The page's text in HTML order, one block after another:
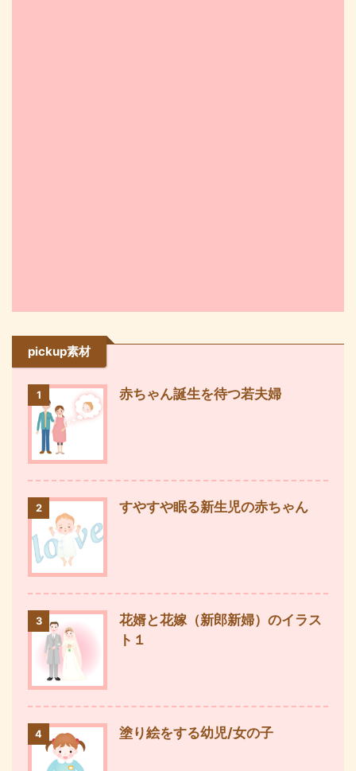
pickup素材
1 赤ちゃん誕生を待つ若夫婦
2 すやすや眠る新生児の赤ちゃん
3
花婿と花嫁（新郎新婦）のイラス
ト１
4 塗り絵をする幼児/女の子